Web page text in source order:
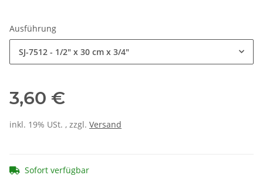
Ausführung
SJ-7512 - 1/2" x 30 cm x 3/4"
3,60 €
inkl. 19% USt. , zzgl. Versand
Sofort verfügbar